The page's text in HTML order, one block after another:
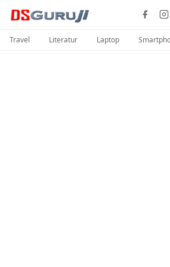
Travel Literatur Laptop